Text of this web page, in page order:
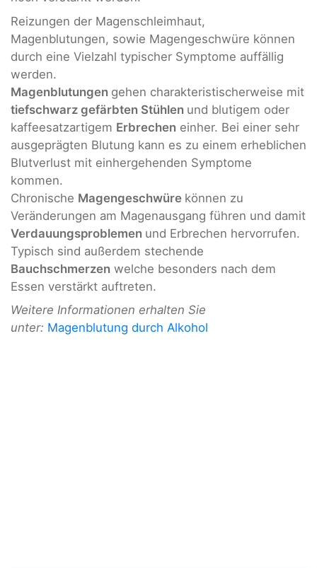
Reizungen der Magenschleimhaut,
Magenblutungen, sowie Magengeschwüre können
durch eine Vielzahl typischer Symptome auffällig
werden.
Magenblutungen gehen charakteristischerweise mit
tiefschwarz gefärbten Stühlen und blutigem oder
kaffeesatzartigem Erbrechen einher. Bei einer sehr
ausgeprägten Blutung kann es zu einem erheblichen
Blutverlust mit einhergehenden Symptome
kommen.
Chronische Magengeschwüre können zu
Veränderungen am Magenausgang führen und damit
Verdauungsproblemen und Erbrechen hervorrufen.
Typisch sind außerdem stechende
Bauchschmerzen welche besonders nach dem
Essen verstärkt auftreten.
Weitere Informationen erhalten Sie
unter: Magenblutung durch Alkohol